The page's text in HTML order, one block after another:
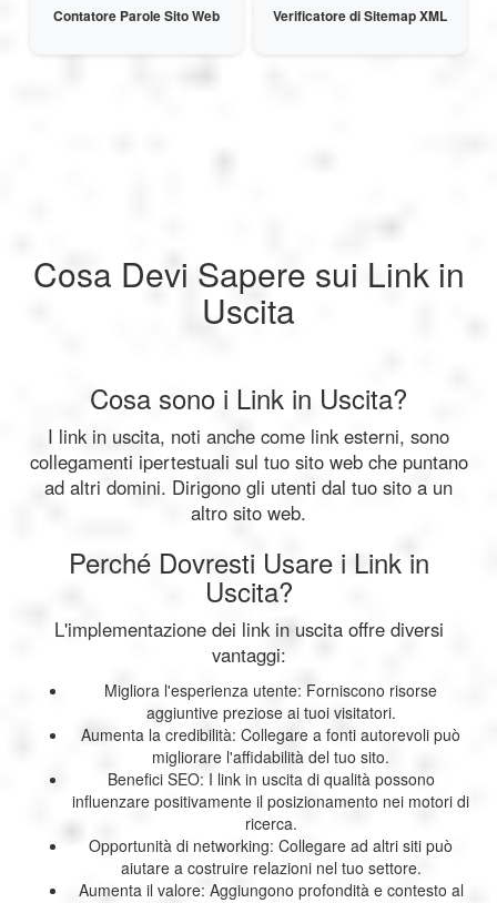
Contatore Parole Sito Web Verificatore di Sitemap XML
Cosa Devi Sapere sui Link in
Uscita
Cosa sono i Link in Uscita?
I link in uscita, noti anche come link esterni, sono
collegamenti ipertestuali sul tuo sito web che puntano
ad altri domini. Dirigono gli utenti dal tuo sito a un
altro sito web.
Perché Dovresti Usare i Link in
Uscita?
L'implementazione dei link in uscita offre diversi
vantaggi:
Migliora l'esperienza utente: Forniscono risorse
aggiuntive preziose ai tuoi visitatori.
Aumenta la credibilità: Collegare a fonti autorevoli può
migliorare l'affidabilità del tuo sito.
Benefici SEO: I link in uscita di qualità possono
influenzare positivamente il posizionamento nei motori di
ricerca.
Opportunità di networking: Collegare ad altri siti può
aiutare a costruire relazioni nel tuo settore.
Aumenta il valore: Aggiungono profondità e contesto al